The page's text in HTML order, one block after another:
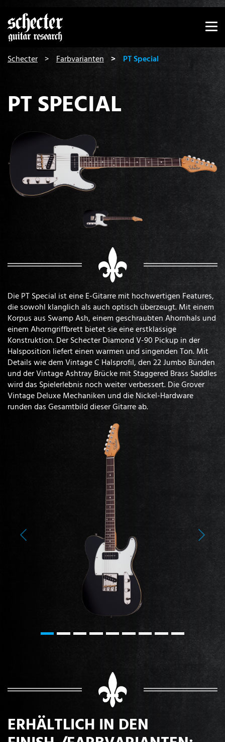
Zeige besser passende Version dieser Seite
Diese Meldung nicht mehr anzeigen
Schecter Farbvarianten PT Special
PT SPECIAL
Die PT Special ist eine E-Gitarre mit hochwertigen Features,
die sowohl klanglich als auch optisch überzeugt. Mit einem
Korpus aus Swamp Ash, einem geschraubten Ahornhals und
einem Ahorngriffbrett bietet sie eine erstklassige
Konstruktion. Der Schecter Diamond V-90 Pickup in der
Halsposition liefert einen warmen und singenden Ton. Mit
Details wie dem Vintage C Halsprofil, den 22 Jumbo Bünden
und der Vintage Ashtray Brücke mit Staggered Brass Saddles
wird das Spielerlebnis noch weiter verbessert. Die Grover
Vintage Deluxe Mechaniken und die Nickel-Hardware
runden das Gesamtbild dieser Gitarre ab.
Previous Next
ERHÄLTLICH IN DEN